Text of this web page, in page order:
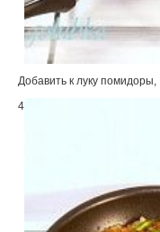
Добавить к луку помидоры,
4